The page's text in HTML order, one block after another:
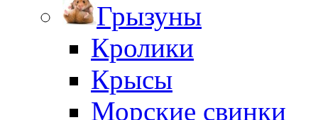
Грызуны
Кролики
Крысы
Морские свинки